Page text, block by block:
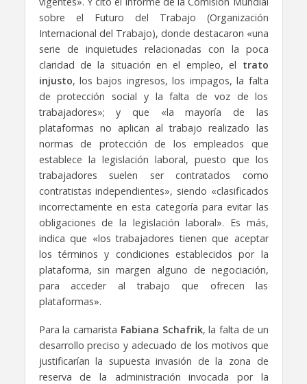
sobre el Futuro del Trabajo (Organización
Internacional del Trabajo), donde destacaron «una
serie de inquietudes relacionadas con la poca
claridad de la situación en el empleo, el trato
injusto, los bajos ingresos, los impagos, la falta
de protección social y la falta de voz de los
trabajadores»; y que «la mayoría de las
plataformas no aplican al trabajo realizado las
normas de protección de los empleados que
establece la legislación laboral, puesto que los
trabajadores suelen ser contratados como
contratistas independientes», siendo «clasificados
incorrectamente en esta categoría para evitar las
obligaciones de la legislación laboral». Es más,
indica que «los trabajadores tienen que aceptar
los términos y condiciones establecidos por la
plataforma, sin margen alguno de negociación,
para acceder al trabajo que ofrecen las
plataformas».
Para la camarista Fabiana Schafrik, la falta de un
desarrollo preciso y adecuado de los motivos que
justificarían la supuesta invasión de la zona de
reserva de la administración invocada por la